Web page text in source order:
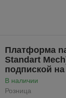
Платформа
Standart
подпиской
В наличии
Розница